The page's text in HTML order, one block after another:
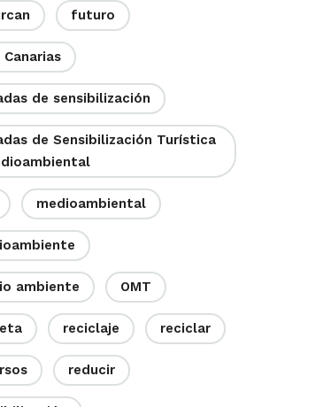
futuro
Canarias
de sensibilización
de Sensibilización Turística
medioambiental
ambiente OMT
reciclaje reciclar
reducir